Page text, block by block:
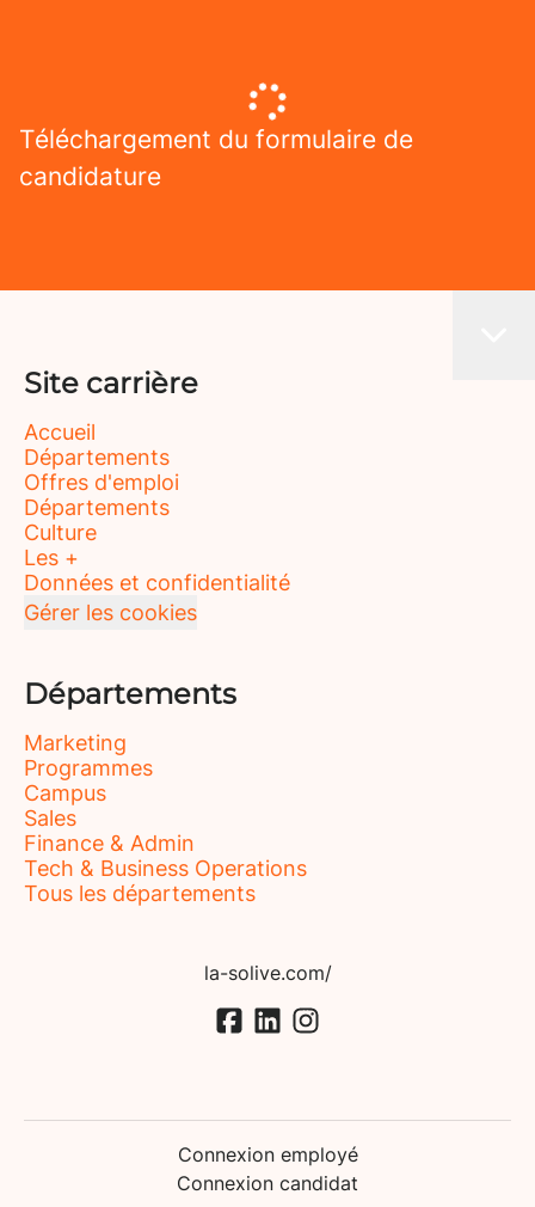
Téléchargement du formulaire de
candidature
Site carrière
Accueil
Départements
Offres d'emploi
Départements
Culture
Les +
Données et confidentialité
Gérer les cookies
Départements
Marketing
Programmes
Campus
Sales
Finance & Admin
Tech & Business Operations
Tous les départements
la-solive.com/
Connexion employé
Connexion candidat